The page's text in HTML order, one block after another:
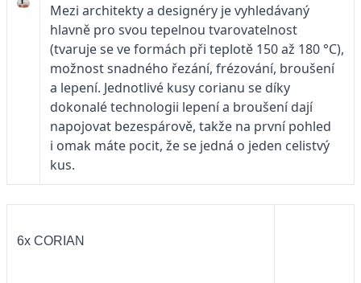
Mezi architekty a designéry je vyhledávaný
hlavně pro svou tepelnou tvarovatelnost
(tvaruje se ve formách při teplotě 150 až 180 °C),
možnost snadného řezání, frézování, broušení
a lepení. Jednotlivé kusy corianu se díky
dokonalé technologii lepení a broušení dají
napojovat bezespárově, takže na první pohled
i omak máte pocit, že se jedná o jeden celistvý
kus.
6x CORIAN